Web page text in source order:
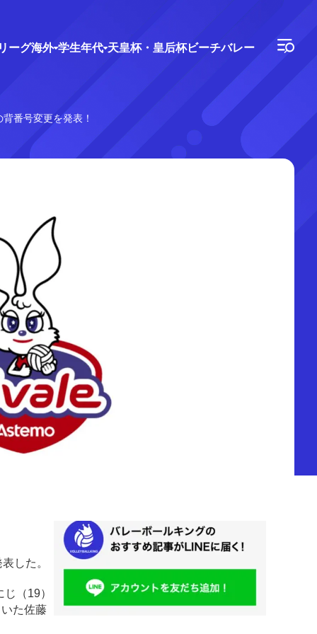
ーグ海外 学生年代 天皇杯・皇后杯ビーチバレー
番号変更を発表！
した。
（19）
た佐藤